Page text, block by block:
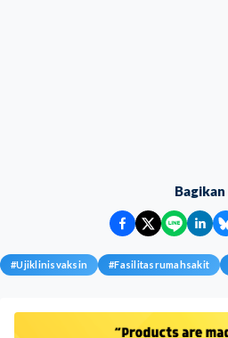
Bagikan
#Ujiklinisvaksin #Fasilitasrumahsakit